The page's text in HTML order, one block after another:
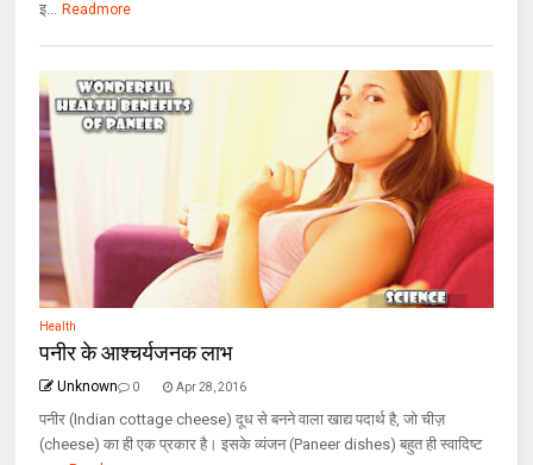
इ... Readmore
Health
पनीर के आश्चर्यजनक लाभ
Unknown 0 Apr 28, 2016
पनीर (Indian cottage cheese) दूध से बनने वाला खाद्य पदार्थ है, जो चीज़
(cheese) का ही एक प्रकार है। इसके व्यंजन (Paneer dishes) बहुत ही स्वादिष्ट